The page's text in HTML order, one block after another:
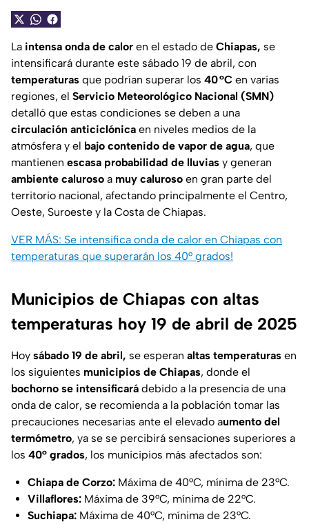
La intensa onda de calor en el estado de Chiapas, se
intensificará durante este sábado 19 de abril, con
temperaturas que podrían superar los 40 °C en varias
regiones, el Servicio Meteorológico Nacional (SMN)
detalló que estas condiciones se deben a una
circulación anticiclónica en niveles medios de la
atmósfera y el bajo contenido de vapor de agua, que
mantienen escasa probabilidad de lluvias y generan
ambiente caluroso a muy caluroso en gran parte del
territorio nacional, afectando principalmente el Centro,
Oeste, Suroeste y la Costa de Chiapas.
VER MÁS: Se intensifica onda de calor en Chiapas con
temperaturas que superarán los 40° grados!
Municipios de Chiapas con altas
temperaturas hoy 19 de abril de 2025
Hoy sábado 19 de abril, se esperan altas temperaturas en
los siguientes municipios de Chiapas, donde el
bochorno se intensificará debido a la presencia de una
onda de calor, se recomienda a la población tomar las
precauciones necesarias ante el elevado aumento del
termómetro, ya se se percibirá sensaciones superiores a
los 40° grados, los municipios más afectados son:
Chiapa de Corzo: Máxima de 40°C, mínima de 23°C.
Villaflores: Máxima de 39°C, mínima de 22°C.
Suchiapa: Máxima de 40°C, mínima de 23°C.